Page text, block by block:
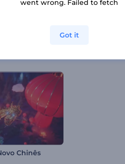
Chinês
went wrong. Failed to fetch
Got it